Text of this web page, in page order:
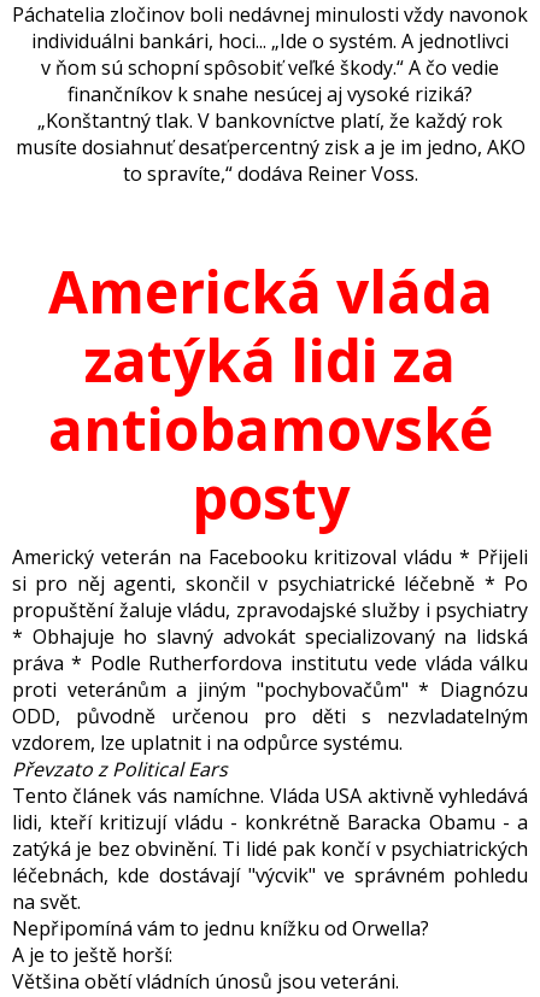
Páchatelia zločinov boli nedávnej minulosti vždy navonok
individuálni bankári, hoci... „Ide o systém. A jednotlivci
v ňom sú schopní spôsobiť veľké škody.“ A čo vedie
finančníkov k snahe nesúcej aj vysoké riziká?
„Konštantný tlak. V bankovníctve platí, že každý rok
musíte dosiahnuť desaťpercentný zisk a je im jedno, AKO
to spravíte,“ dodáva Reiner Voss.
Americká vláda
zatýká lidi za
antiobamovské
posty
Americký veterán na Facebooku kritizoval vládu * Přijeli
si pro něj agenti, skončil v psychiatrické léčebně * Po
propuštění žaluje vládu, zpravodajské služby i psychiatry
* Obhajuje ho slavný advokát specializovaný na lidská
práva * Podle Rutherfordova institutu vede vláda válku
proti veteránům a jiným "pochybovačům" * Diagnózu
ODD, původně určenou pro děti s nezvladatelným
vzdorem, lze uplatnit i na odpůrce systému.
Převzato z Political Ears
Tento článek vás namíchne. Vláda USA aktivněvyhledává
lidi, kteří kritizují vládu - konkrétně Baracka Obamu - a
zatýká je bez obvinění. Ti lidé pak končí v psychiatrických
léčebnách, kde dostávají "výcvik" ve správném pohledu
na svět.
Nepřipomíná vám to jednu knížku od Orwella?
A je to ještě horší:
Většina obětí vládních únosů jsou veteráni.